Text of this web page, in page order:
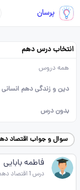
پرسان
انتخاب درس دهم
همه دروس
دین و زندگی دهم انسانی
بدون درس
سوال و جواب اقتصاد
فاطمه بابایی
درس 1 اقتصاد دهم